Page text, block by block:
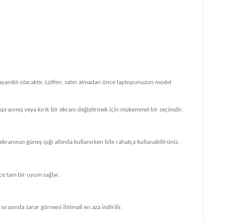
olacaktır. Lütfen, satın almadan önce laptopunuzun model
veya kırık bir ekranı değiştirmek için mükemmel bir seçimdir.
güneş ışığı altında kullanırken bile rahatça kullanabilirsiniz.
tam bir uyum sağlar.
zarar görmesi ihtimali en aza indirilir.